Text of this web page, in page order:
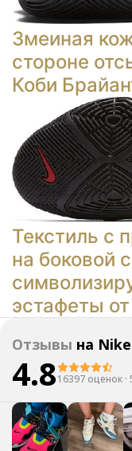
Змеиная
стороне
Коби
Текстиль с
на боковой
эстафеты
Отзывы на Nike
4.816397 оценок ·